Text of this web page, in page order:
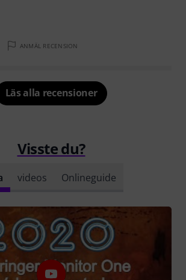
ANMÄL RECENSION
Läs alla recensioner
Visste du?
videos Onlineguide